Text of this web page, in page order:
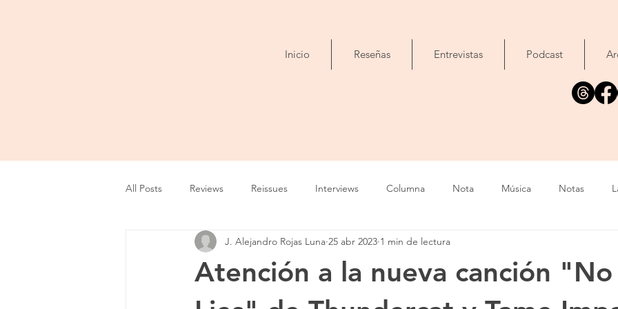
Inicio Reseñas Entrevistas Podcast
All Posts Reviews Reissues Interviews Columna Nota Música Notas
Entrevista Show Tour Cine Foto Exposición
Cobertura Playlist Video Fallecimiento
Atención a la nueva canción
J. Alejandro Rojas Luna 25 abr 2023 1 min de lectura